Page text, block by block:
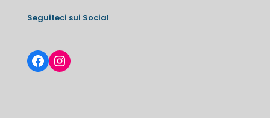
Seguiteci sui Social
Facebook
Instagram